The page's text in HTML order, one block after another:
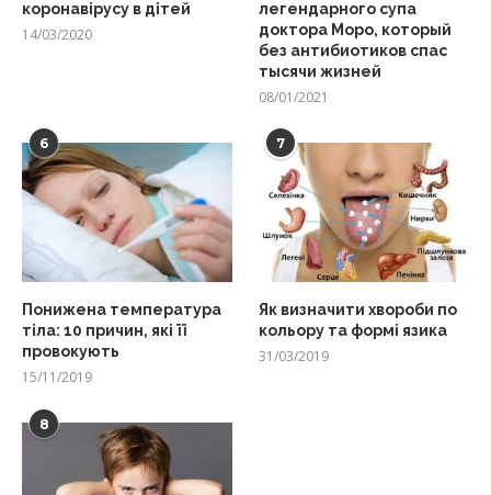
коронавірусу в дітей
14/03/2020
легендарного супа
доктора Моро, который
без антибиотиков спас
тысячи жизней
08/01/2021
6
Понижена температура
тіла: 10 причин, які її
провокують
15/11/2019
7
Як визначити хвороби по
кольору та формі язика
31/03/2019
8